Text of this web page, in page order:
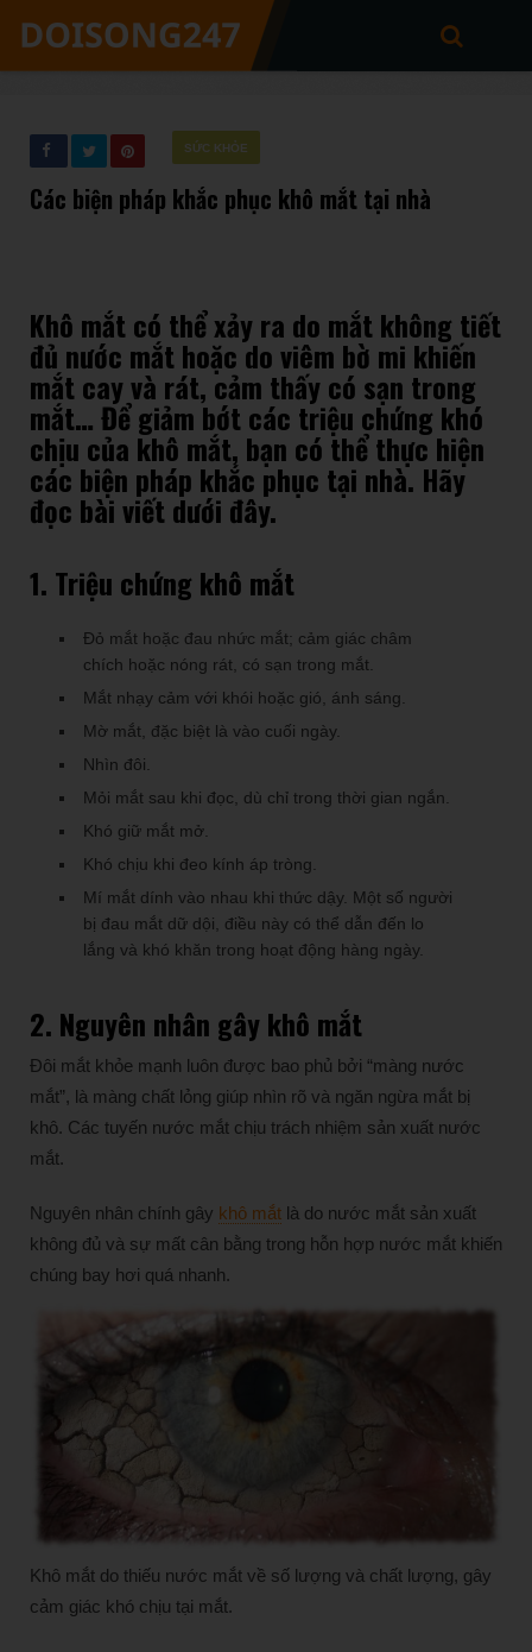
SỨC KHỎE
Các biện pháp khắc phục khô mắt tại nhà
Khô mắt có thể xảy ra do mắt không tiết
đủ nước mắt hoặc do viêm bờ mi khiến
mắt cay và rát, cảm thấy có sạn trong
mắt… Để giảm bớt các triệu chứng khó
chịu của khô mắt, bạn có thể thực hiện
các biện pháp khắc phục tại nhà. Hãy
đọc bài viết dưới đây.
1. Triệu chứng khô mắt
Đỏ mắt hoặc đau nhức mắt; cảm giác châm
chích hoặc nóng rát, có sạn trong mắt.
Mắt nhạy cảm với khói hoặc gió, ánh sáng.
Mờ mắt, đặc biệt là vào cuối ngày.
Nhìn đôi.
Mỏi mắt sau khi đọc, dù chỉ trong thời gian ngắn.
Khó giữ mắt mở.
Khó chịu khi đeo kính áp tròng.
Mí mắt dính vào nhau khi thức dậy. Một số người
bị đau mắt dữ dội, điều này có thể dẫn đến lo
lắng và khó khăn trong hoạt động hàng ngày.
2. Nguyên nhân gâykhô mắt
Đôi mắt khỏe mạnh luôn được bao phủ bởi “màng nước
mắt”, là màng chất lỏng giúp nhìn rõ và ngăn ngừa mắt bị
khô. Các tuyến nước mắt chịu trách nhiệm sản xuất nước
mắt.
Nguyên nhân chính gây khô mắt là do nước mắt sản xuất
không đủ và sự mất cân bằng trong hỗn hợp nước mắt khiến
chúng bay hơi quá nhanh.
Khô mắt do thiếu nước mắt về số lượng và chất lượng, gây
cảm giác khó chịu tại mắt.